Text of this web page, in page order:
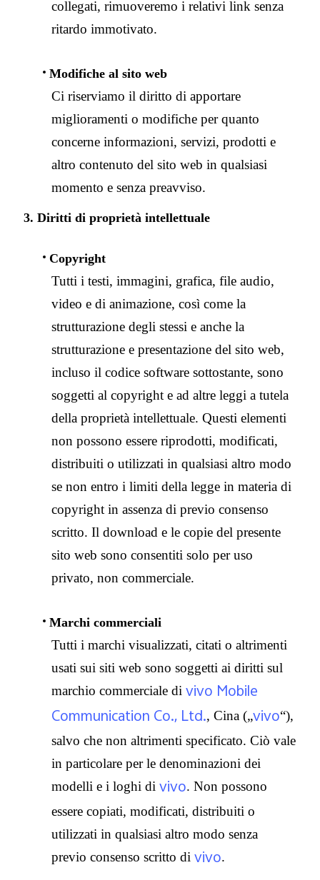
collegati, rimuoveremo i relativi link senza
ritardo immotivato.
Modifiche al sito web
Ci riserviamo il diritto di apportare
miglioramenti o modifiche per quanto
concerne informazioni, servizi, prodotti e
altro contenuto del sito web in qualsiasi
momento e senza preavviso.
3. Diritti di proprietà intellettuale
Copyright
Tutti i testi, immagini, grafica, file audio,
video e di animazione, così come la
strutturazione degli stessi e anche la
strutturazione e presentazione del sito web,
incluso il codice software sottostante, sono
soggetti al copyright e ad altre leggi a tutela
della proprietà intellettuale. Questi elementi
non possono essere riprodotti, modificati,
distribuiti o utilizzati in qualsiasi altro modo
se non entro i limiti della legge in materia di
copyright in assenza di previo consenso
scritto. Il download e le copie del presente
sito web sono consentiti solo per uso
privato, non commerciale.
Marchi commerciali
Tutti i marchi visualizzati, citati o altrimenti
usati sui siti web sono soggetti ai diritti sul
marchio commerciale di vivo Mobile
Communication Co., Ltd., Cina („vivo“),
salvo che non altrimenti specificato. Ciò vale
in particolare per le denominazioni dei
modelli e i loghi di vivo. Non possono
essere copiati, modificati, distribuiti o
utilizzati in qualsiasi altro modo senza
previo consenso scritto di vivo.